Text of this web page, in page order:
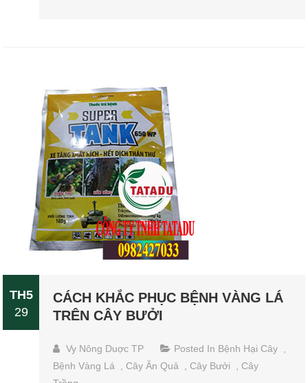
TH5
29
CÁCH KHẮC PHỤC BỆNH VÀNG LÁ
TRÊN CÂY BƯỞI
Vy Nông Duợc TP Posted In Bệnh Hại Cây
Bệnh Vàng Lá
Cây Ăn Quả Cây Bưởi
Cây